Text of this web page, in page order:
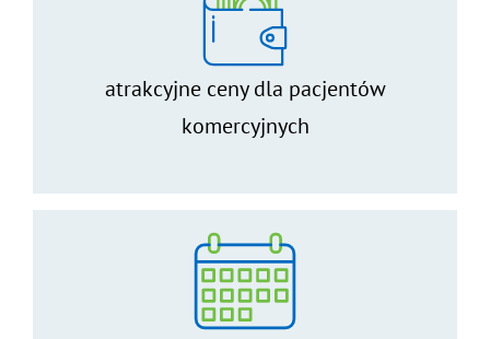
atrakcyjne ceny dla pacjentów
komercyjnych